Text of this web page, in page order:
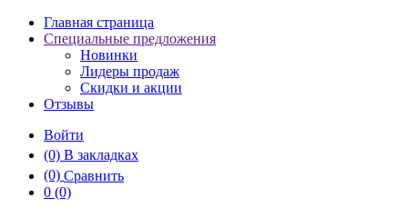
Главная страница
Специальные предложения
Новинки
Лидеры продаж
Скидки и акции
Отзывы
Войти
(0) В закладках
(0) Сравнить
0 (0)